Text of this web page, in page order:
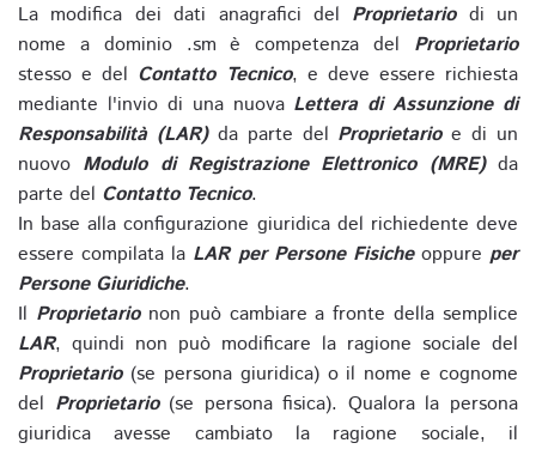
La modifica dei dati anagrafici del Proprietariodi un
nome a dominio .sm è competenza del Proprietario
stesso e del Contatto Tecnico, e deve essere richiesta
mediante l'invio di una nuova Lettera di Assunzione di
Responsabilità (LAR)da parte del Proprietarioe di un
nuovo Modulo di Registrazione Elettronico (MRE)da
parte del Contatto Tecnico.
In base alla configurazione giuridica del richiedente deve
essere compilata la LAR per Persone Fisicheoppure per
Persone Giuridiche.
Il Proprietarionon può cambiare a fronte della semplice
LAR, quindi non può modificare la ragione sociale del
Proprietario(se persona giuridica) o il nome e cognome
del Proprietario(se persona fisica). Qualora la persona
giuridica avesse cambiato la ragione sociale, il